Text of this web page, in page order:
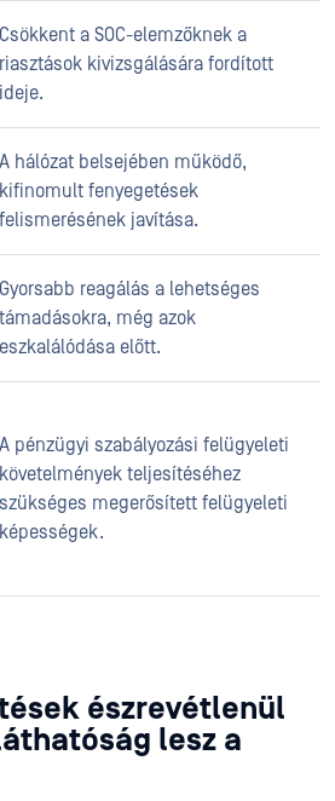
Csökkent a SOC-elemzőknek a
riasztások kivizsgálására fordított
ideje.
A hálózat belsejében működő,
kifinomult fenyegetések
felismerésének javítása.
Gyorsabb reagálás a lehetséges
támadásokra, még azok
eszkalálódása előtt.
A pénzügyi szabályozási felügyeleti
követelmények teljesítéséhez
szükséges megerősített felügyeleti
képességek.
észrevétlenül
lesz a